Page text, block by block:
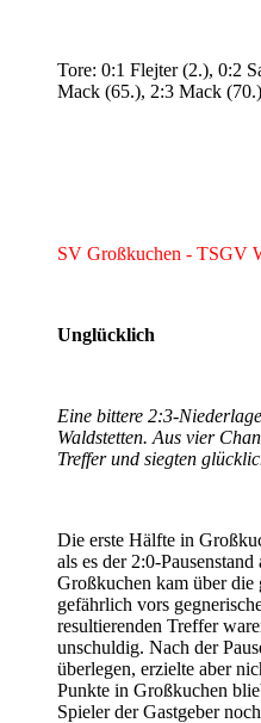
Tore: 0:1 Flejter (2.), 0:2
Mack (65.), 2:3 Mack
SV Großkuchen - TSGV
Unglücklich
Eine bittere 2:3-
Waldstetten. Aus vier
Treffer und siegten
Die erste Hälfte in
als es der 2:0-
Großkuchen kam über die
gefährlich vors
resultierenden Treffer
unschuldig. Nach der
überlegen, erzielte aber
Punkte in Großkuchen
Spieler der Gastgeber